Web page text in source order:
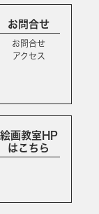
お問合せ
お問合せ
アクセス
絵画教室HP
はこちら